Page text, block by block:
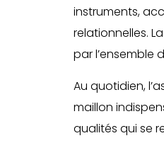
instruments,
relationnelles.
par l’ensemble
Au quotidien,
maillon
qualités qui se